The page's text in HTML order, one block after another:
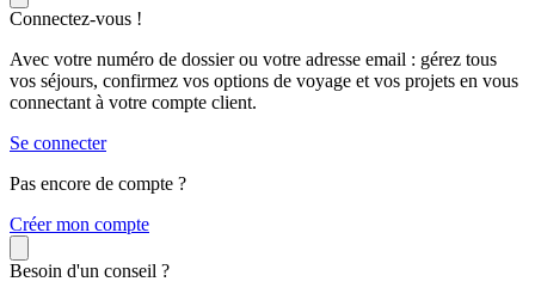
Connectez-vous !
Avec votre numéro de dossier ou votre adresse email : gérez tous
vos séjours, confirmez vos options de voyage et vos projets en vous
connectant à votre compte client.
Se connecter
Pas encore de compte ?
Créer mon compte
Besoin d'un conseil ?